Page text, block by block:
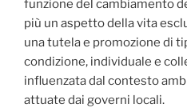
funzione del cambiamento
più un aspetto della vita
una tutela e promozione di
condizione, individuale e
influenzata dal contesto
attuate dai governi locali.